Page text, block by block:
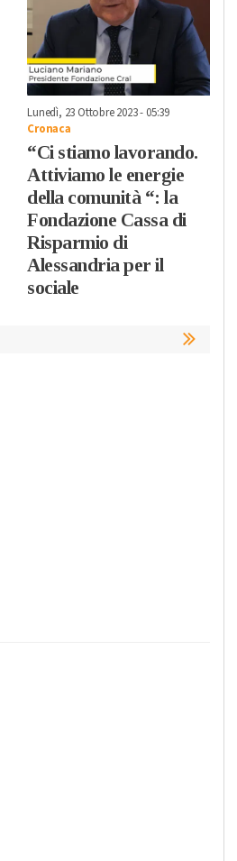
Lunedì, 23 Ottobre 2023 - 05:39
Cronaca
“Ci stiamo lavorando.
Attiviamo le energie
della comunità “: la
Fondazione Cassa di
Risparmio di
Alessandria per il
sociale